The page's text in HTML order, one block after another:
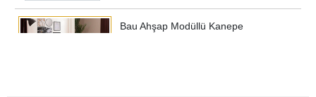
Bau Ahşap Modüllü Kanepe